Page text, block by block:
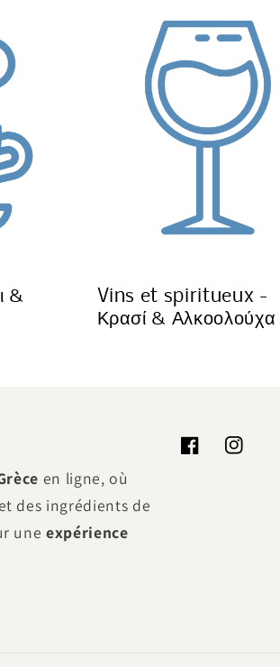
&
Vins et spiritueux -
Κρασί & Αλκοολούχα
en ligne, où
des ingrédients de
uneexpérience
FacebookInstagram